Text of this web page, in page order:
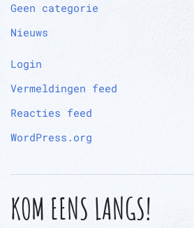
Geen categorie
Nieuws
Login
Vermeldingen feed
Reacties feed
WordPress.org
KOM EENS LANGS!